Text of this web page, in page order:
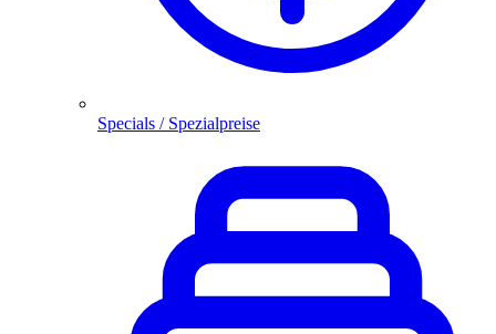
Specials / Spezialpreise